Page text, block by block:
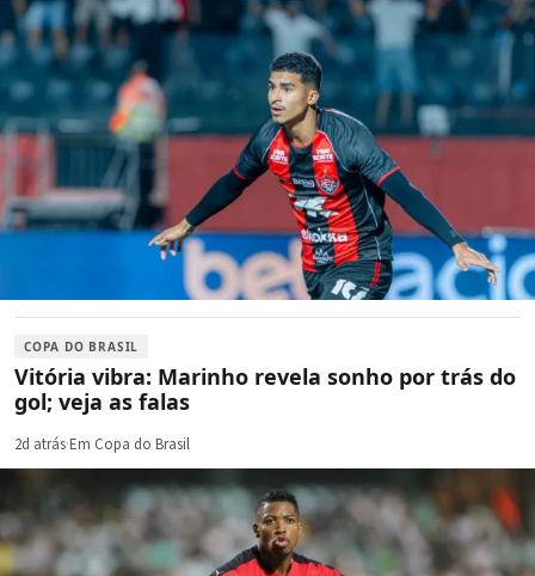
COPA DO BRASIL
Vitória vibra: Marinho revela sonho por trás do
gol; veja as falas
2d atrás·Em Copa do Brasil